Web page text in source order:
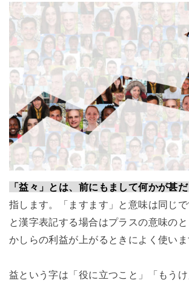
「益々」とは、前にもまして何かが甚
指します。「ますます」と意味は同じで
と漢字表記する場合はプラスの意味の
かしらの利益が上がるときによく使いま
益という字は「役に立つこと」「もう